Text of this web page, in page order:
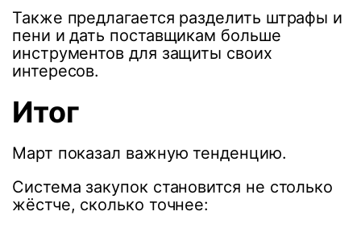
Также предлагается разделить штрафы и
пени и дать поставщикам больше
инструментов для защиты своих
интересов.
Итог
Март показал важную тенденцию.
Система закупок становится не столько
жёстче, сколько точнее: